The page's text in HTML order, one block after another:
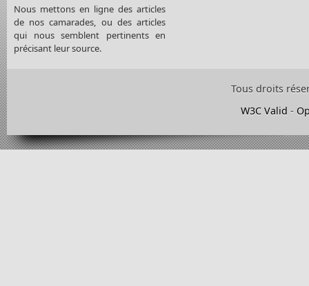
Nous mettons en ligne des articles
de nos camarades, ou des articles
qui nous semblent pertinents en
précisant leur source.
Tous droits
W3C Valid -